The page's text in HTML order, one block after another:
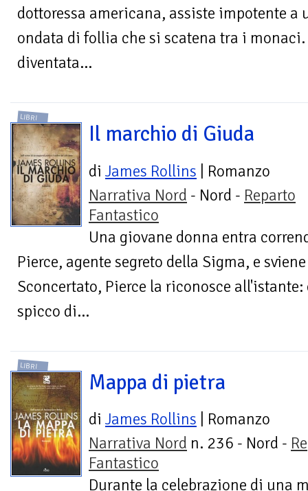
dottoressa americana, assiste impotente
ondata di follia che si scatena tra i monaci.
diventata...
LIBRI
Il marchio di Giuda
di James Rollins | Romanzo
Narrativa Nord - Nord - Reparto
Fantastico
Una giovane donna entra
Pierce, agente segreto della Sigma, e
Sconcertato, Pierce la riconosce
spicco di...
LIBRI
Mappa di pietra
di James Rollins | Romanzo
Narrativa Nord n. 236 - Nord -
Fantastico
Durante la celebrazione di una